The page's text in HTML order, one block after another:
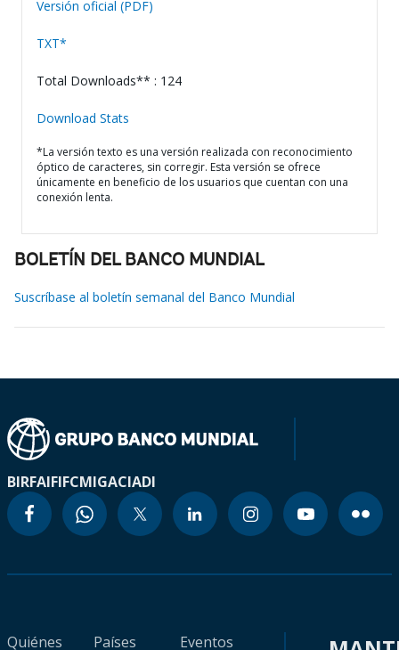
Versión oficial (PDF)
TXT*
Total Downloads** : 124
Download Stats
*La versión texto es una versión realizada con reconocimiento
óptico de caracteres, sin corregir. Esta versión se ofrece
únicamente en beneficio de los usuarios que cuentan con una
conexión lenta.
BOLETÍN DEL BANCO MUNDIAL
Suscríbase al boletín semanal del Banco Mundial
BIRFAIFIFCMIGACIADI
Quiénes
Países
Eventos